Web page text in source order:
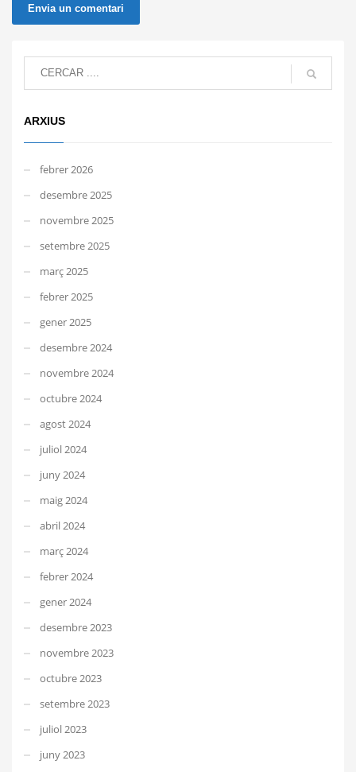
ARXIUS
febrer 2026
desembre 2025
novembre 2025
setembre 2025
març 2025
febrer 2025
gener 2025
desembre 2024
novembre 2024
octubre 2024
agost 2024
juliol 2024
juny 2024
maig 2024
abril 2024
març 2024
febrer 2024
gener 2024
desembre 2023
novembre 2023
octubre 2023
setembre 2023
juliol 2023
juny 2023